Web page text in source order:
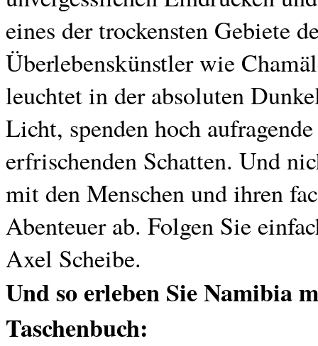
eines der trockensten Gebiete
Überlebenskünstler wie
leuchtet in der absoluten
Licht, spenden hoch
erfrischenden Schatten. Und
mit den Menschen und ihren
Abenteuer ab. Folgen Sie
Axel Scheibe.
Und so erleben Sie Namibia
Taschenbuch: